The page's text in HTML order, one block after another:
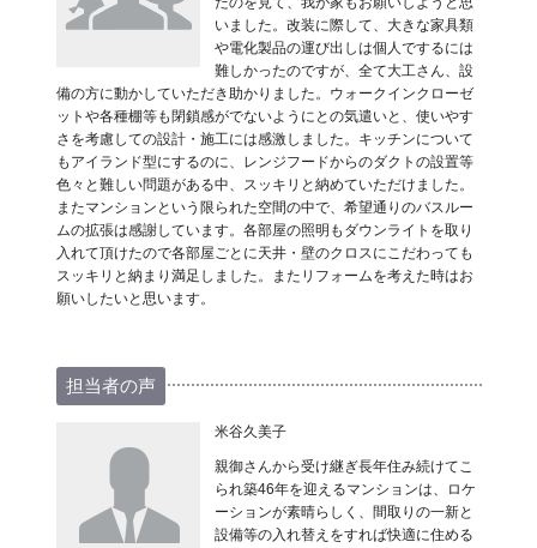
いました。改装に際して、大きな家具類
や電化製品の運び出しは個人でするには
難しかったのですが、全て大工さん、設
備の方に動かしていただき助かりました。ウォークインクローゼ
ットや各種棚等も閉鎖感がでないようにとの気遣いと、使いやす
さを考慮しての設計・施工には感激しました。キッチンについて
もアイランド型にするのに、レンジフードからのダクトの設置等
色々と難しい問題がある中、スッキリと納めていただけました。
またマンションという限られた空間の中で、希望通りのバスルー
ムの拡張は感謝しています。各部屋の照明もダウンライトを取り
入れて頂けたので各部屋ごとに天井・壁のクロスにこだわっても
スッキリと納まり満足しました。またリフォームを考えた時はお
願いしたいと思います。
担当者の声
米谷久美子
親御さんから受け継ぎ長年住み続けてこ
られ築46年を迎えるマンションは、ロケ
ーションが素晴らしく、間取りの一新と
設備等の入れ替えをすれば快適に住める